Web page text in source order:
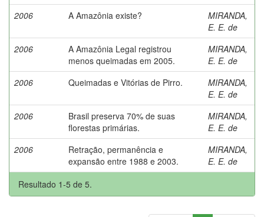
2006 A Amazônia existe?
MIRANDA,
E. E. de
2006
A Amazônia Legal registrou
menos queimadas em 2005.
MIRANDA,
E. E. de
2006
Queimadas e Vitórias de Pirro.
MIRANDA,
E. E. de
2006
Brasil preserva 70% de suas
florestas primárias.
MIRANDA,
E. E. de
2006
Retração, permanência e
expansão entre 1988 e 2003.
MIRANDA,
E. E. de
Resultado 1-5 de 5.